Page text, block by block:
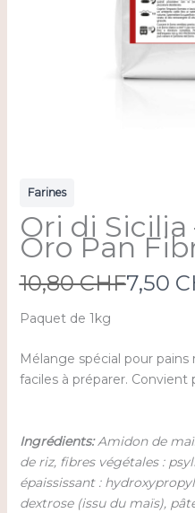
Farines
Ori di Sicilia
Oro Pan
W
a
10,80 CHFN
7,50
Paquet de 1kg
Mélange spécial pour
faciles à préparer. Convient
Ingrédients:Amidon de
de riz, fibres végétales :
épaississant :
dextrose (issu du maïs),